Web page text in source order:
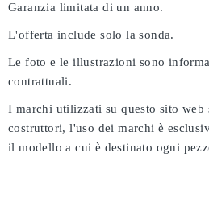
Garanzia limitata di un anno.
L'offerta include solo la sonda.
Le foto e le illustrazioni sono
contrattuali.
I marchi utilizzati su questo sito web
costruttori, l'uso dei marchi è
il modello a cui è destinato ogni